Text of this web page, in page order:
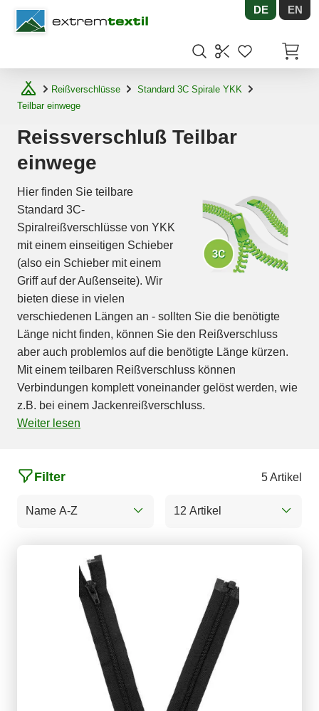
Shopware DE EN
Reißverschlüsse
Standard 3C Spirale YKK
Teilbar einwege
Reissverschluß Teilbar
einwege
Hier finden Sie teilbare
Standard 3C-
Spiralreißverschlüsse von YKK
mit einem einseitigen Schieber
(also ein Schieber mit einem
Griff auf der Außenseite). Wir
bieten diese in vielen
verschiedenen Längen an - sollten Sie die benötigte
Länge nicht finden, können Sie den Reißverschluss
aber auch problemlos auf die benötigte Länge kürzen.
Mit einem teilbaren Reißverschluss können
Verbindungen komplett voneinander gelöst werden, wie
z.B. bei einem Jackenreißverschluss.
Weiter lesen
Name A-Z
Filter 5 Artikel
12 Artikel